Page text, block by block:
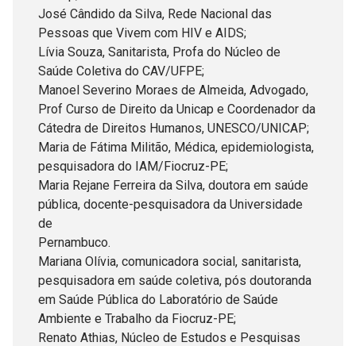
José Cândido da Silva, Rede Nacional das
Pessoas que Vivem com HIV e AIDS;
Lívia Souza, Sanitarista, Profa do Núcleo de
Saúde Coletiva do CAV/UFPE;
Manoel Severino Moraes de Almeida, Advogado,
Prof Curso de Direito da Unicap e Coordenador da
Cátedra de Direitos Humanos, UNESCO/UNICAP;
Maria de Fátima Militão, Médica, epidemiologista,
pesquisadora do IAM/Fiocruz-PE;
Maria Rejane Ferreira da Silva, doutora em saúde
pública, docente-pesquisadora da Universidade
de
Pernambuco.
Mariana Olívia, comunicadora social, sanitarista,
pesquisadora em saúde coletiva, pós doutoranda
em Saúde Pública do Laboratório de Saúde
Ambiente e Trabalho da Fiocruz-PE;
Renato Athias, Núcleo de Estudos e Pesquisas